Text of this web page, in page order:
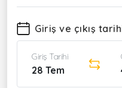
Giriş ve çıkış
Giriş Tarihi
28 Tem